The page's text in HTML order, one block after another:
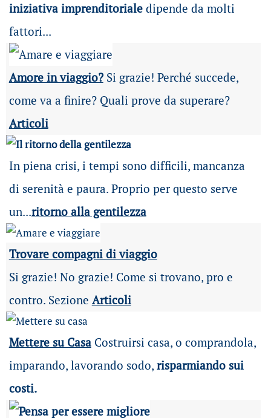
iniziativa imprenditorialedipende da molti
fattori...
Amore in viaggio?Si grazie! Perché succede,
come va a finire? Quali prove da superare?
Articoli
In piena crisi, i tempi sono difficili, mancanza
di serenità e paura. Proprio per questo serve
un...ritorno alla gentilezza
Trovare compagni di viaggio
Si grazie! No grazie! Come si trovano, pro e
contro. Sezione Articoli
Mettere su Casa Costruirsi casa, o comprandola,
imparando, lavorando sodo, risparmiando sui
costi.